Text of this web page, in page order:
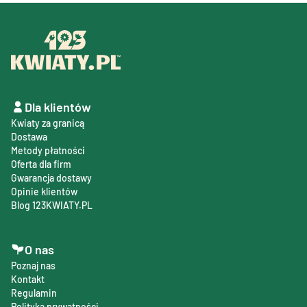
Dla klientów
Kwiaty za granicą
Dostawa
Metody płatności
Oferta dla firm
Gwarancja dostawy
Opinie klientów
Blog 123KWIATY.PL
O nas
Poznaj nas
Kontakt
Regulamin